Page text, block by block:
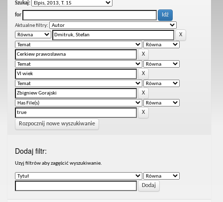
Szukaj:
for
Aktualne filtry:
Rozpocznij nowe wyszukiwanie
Dodaj filtr:
Uzyj filtrów aby zagęścić wyszukiwanie.